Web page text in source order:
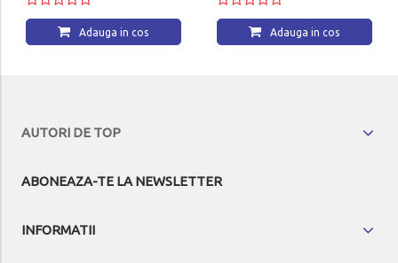
Adauga in cos Adauga in cos
AUTORI DE TOP
ABONEAZA-TE LA NEWSLETTER
INFORMATII